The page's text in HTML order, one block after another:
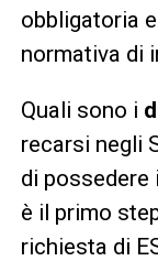
obbligatoria
normativa di
Quali sono i
recarsi negli
di
è il primo
richiesta di